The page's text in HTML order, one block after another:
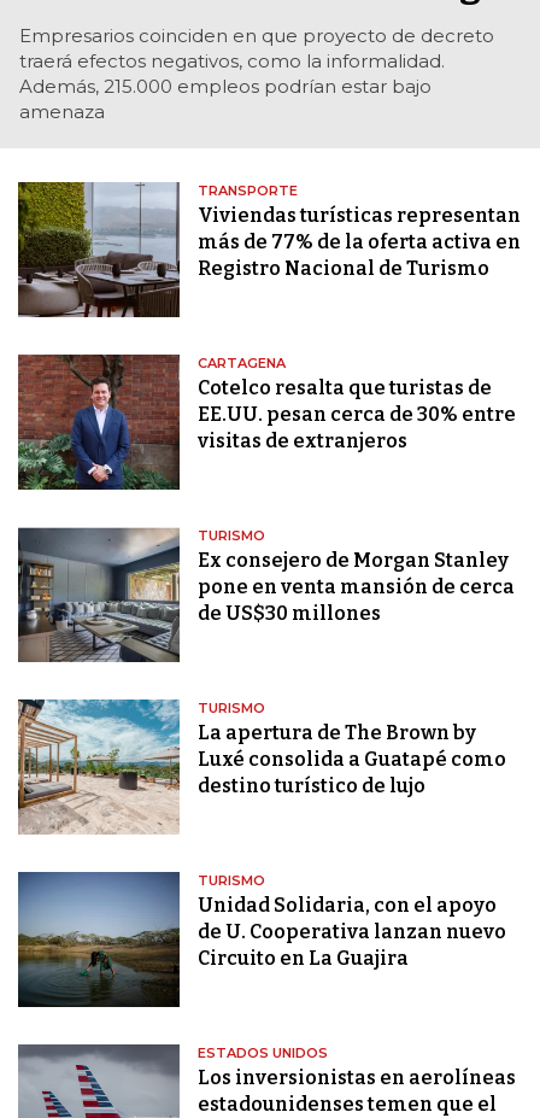
Empresarios coinciden en que proyecto de decreto
traerá efectos negativos, como la informalidad.
Además, 215.000 empleos podrían estar bajo
amenaza
TRANSPORTE
Viviendas turísticas representan
más de 77% de la oferta activa en
Registro Nacional de Turismo
CARTAGENA
Cotelco resalta que turistas de
EE.UU. pesan cerca de 30% entre
visitas de extranjeros
TURISMO
Ex consejero de Morgan Stanley
pone en venta mansión de cerca
de US$30 millones
TURISMO
La apertura de The Brown by
Luxé consolida a Guatapé como
destino turístico de lujo
TURISMO
Unidad Solidaria, con el apoyo
de U. Cooperativa lanzan nuevo
Circuito en La Guajira
ESTADOS UNIDOS
Los inversionistas en aerolíneas
estadounidenses temen que el